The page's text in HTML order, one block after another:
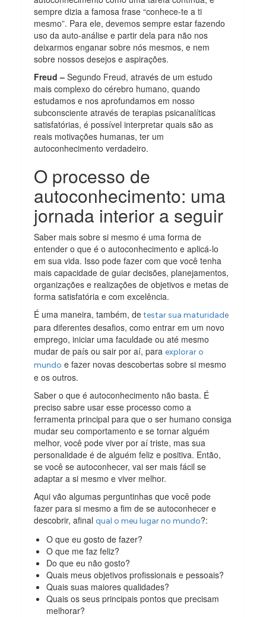
sempre dizia a famosa frase “conhece-te a ti
mesmo”. Para ele, devemos sempre estar fazendo
uso da auto-análise e partir dela para não nos
deixarmos enganar sobre nós mesmos, e nem
sobre nossos desejos e aspirações.
Freud –Segundo Freud, através de um estudo
mais complexo do cérebro humano, quando
estudamos e nos aprofundamos em nosso
subconsciente através de terapias psicanalíticas
satisfatórias, é possível interpretar quais são as
reais motivações humanas, ter um
autoconhecimento verdadeiro.
O processo de
autoconhecimento: uma
jornada interior a seguir
Saber mais sobre si mesmo é uma forma de
entender o que é o autoconhecimento e aplicá-lo
em sua vida. Isso pode fazer com que você tenha
mais capacidade de guiar decisões, planejamentos,
organizações e realizações de objetivos e metas de
forma satisfatória e com excelência.
É uma maneira, também, detestar sua maturidade
para diferentes desafios, como entrar em um novo
emprego, iniciar uma faculdade ou até mesmo
mudar de país ou sair por aí, paraexplorar o
mundo e fazer novas descobertas sobre si mesmo
e os outros.
Saber o que é autoconhecimento não basta. É
preciso sabre usar esse processo como a
ferramenta principal para que o ser humano consiga
mudar seu comportamento e se tornar alguém
melhor, você pode viver por aí triste, mas sua
personalidade é de alguém feliz e positiva. Então,
se você se autoconhecer, vai ser mais fácil se
adaptar a si mesmo e viver melhor.
Aqui vão algumas perguntinhas que você pode
fazer para si mesmo a fim de se autoconhecer e
descobrir, afinalqual o meu lugar no mundo?:
O que eu gosto de fazer?
O que me faz feliz?
Do que eu não gosto?
Quais meus objetivos profissionais e pessoais?
Quais suas maiores qualidades?
Quais os seus principais pontos que precisam
melhorar?